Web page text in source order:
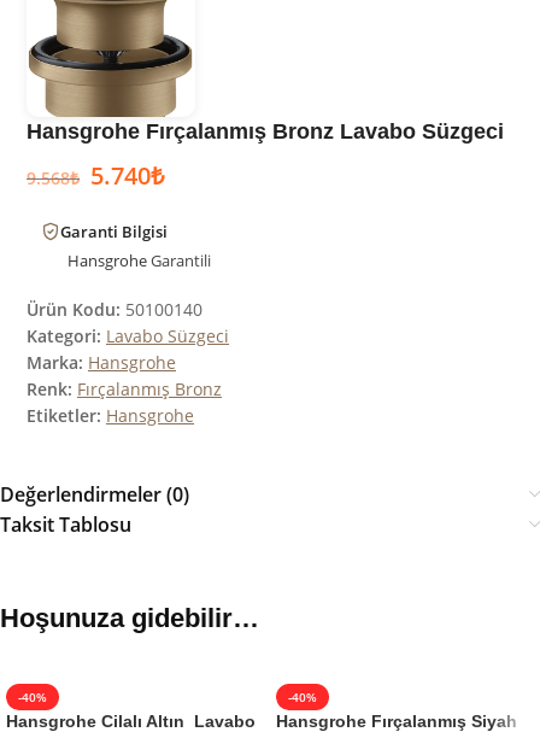
Hansgrohe Fırçalanmış Bronz Lavabo Süzgeci
9.568₺ 5.740₺
Garanti Bilgisi
HansgroheGarantili
Ürün Kodu: 50100140
Kategori: Lavabo Süzgeci
Marka: Hansgrohe
Renk: Fırçalanmış Bronz
Etiketler: Hansgrohe
Değerlendirmeler (0)
Taksit Tablosu
Hoşunuza gidebilir…
-40%
Hansgrohe Cilalı Altın Lavabo
-40%
Hansgrohe Fırçalanmış Siyah